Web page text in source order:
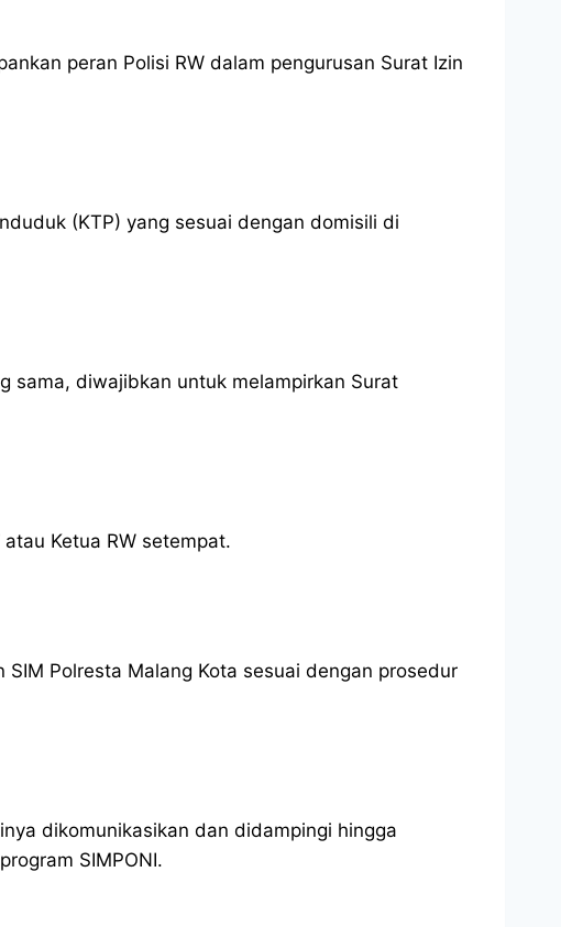
peran Polisi RW dalam pengurusan Surat Izin
(KTP) yang sesuai dengan domisili di
sama, diwajibkan untuk melampirkan Surat
Ketua RW setempat.
Polresta Malang Kota sesuai dengan prosedur
dikomunikasikan dan didampingi hingga
SIMPONI.